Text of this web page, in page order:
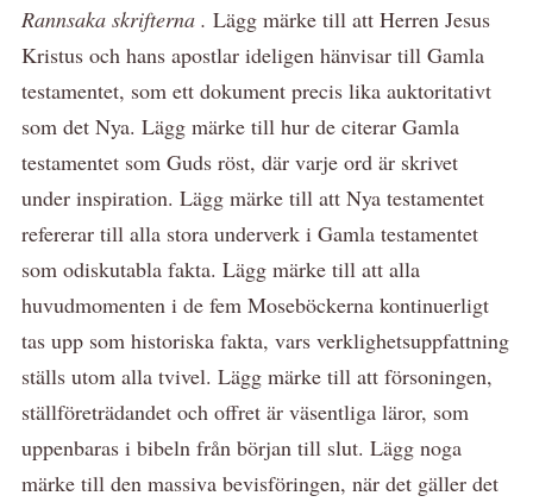
Rannsaka skrifterna . Lägg märke till att Herren Jesus
Kristus och hans apostlar ideligen hänvisar till Gamla
testamentet, som ett dokument precis lika auktoritativt
som det Nya. Lägg märke till hur de citerar Gamla
testamentet som Guds röst, där varje ord är skrivet
under inspiration. Lägg märke till att Nya testamentet
refererar till alla stora underverk i Gamla testamentet
som odiskutabla fakta. Lägg märke till att alla
huvudmomenten i de fem Moseböckerna kontinuerligt
tas upp som historiska fakta, vars verklighetsuppfattning
ställs utom alla tvivel. Lägg märke till att försoningen,
ställföreträdandet och offret är väsentliga läror, som
uppenbaras i bibeln från början till slut. Lägg noga
märke till den massiva bevisföringen, när det gäller det